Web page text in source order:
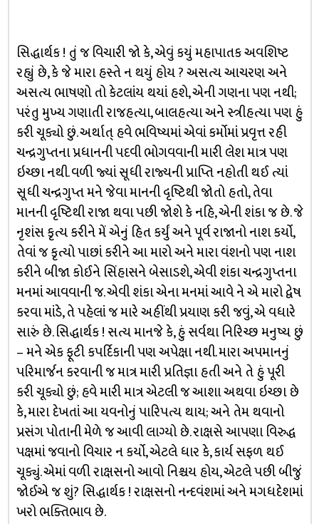
સિદ્ધાર્થક ! તું જ વિચારી જો કે, એવું કયું મહાપાતક અવશિષ્ટ
રહ્યું છે, કે જે મારા હસ્તે ન થયું હોય ? અસત્ય આચરણ અને
અસત્ય ભાષણો તો કેટલાંય થયાં હશે, એની ગણના પણ નથી;
પરંતુ મુખ્ય ગણાતી રાજહત્યા, બાલહત્યા અને સ્ત્રીહત્યા પણ હું
કરી ચૂક્યો છું. અર્થાત્ હવે ભવિષ્યમાં એવાં કર્મોમાં પ્રવૃત્ત રહી
ચન્દ્રગુપ્તના પ્રધાનની પદવી ભોગવવાની મારી લેશ માત્ર પણ
ઇચ્છા નથી. વળી જ્યાં સૂધી રાજ્યની પ્રાપ્તિ નહોતી થઈ ત્યાં
સૂધી ચન્દ્રગુપ્ત મને જેવા માનની દૃષ્ટિથી જોતો હતો, તેવા
માનની દૃષ્ટિથી રાજા થવા પછી જોશે કે નહિ, એની શંકા જ છે. જે
નૃશંસ કૃત્ય કરીને મેં એનું હિત કર્યું અને પૂર્વ રાજાનો નાશ કર્યો,
તેવાં જ કૃત્યો પાછાં કરીને આ મારો અને મારા વંશનો પણ નાશ
કરીને બીજા કોઈને સિંહાસને બેસાડશે, એવી શંકા ચન્દ્રગુપ્તના
મનમાં આવવાની જ. એવી શંકા એના મનમાં આવે ને એ મારો દ્વેષ
કરવા માંડે, તે પહેલાં જ મારે અહીંથી પ્રયાણ કરી જવું, એ વધારે
સારું છે. સિદ્ધાર્થક ! સત્ય માનજે કે, હું સર્વથા નિરિચ્છ મનુષ્ય છું
– મને એક ફૂટી કપર્દિકાની પણ અપેક્ષા નથી. મારા અપમાનનું
પરિમાર્જન કરવાની જ માત્ર મારી પ્રતિજ્ઞા હતી અને તે હું પૂરી
કરી ચૂક્યો છું; હવે મારી માત્ર એટલી જ આશા અથવા ઇચ્છા છે
કે, મારા દેખતાં આ યવનોનું પારિપત્ય થાય; અને તેમ થવાનો
પ્રસંગ પોતાની મેળે જ આવી લાગ્યો છે. રાક્ષસે આપણા વિરુદ્ધ
પક્ષમાં જવાનો વિચાર ન કર્યો, એટલે ધાર કે, કાર્ય સફળ થઈ
ચૂક્યું. એમાં વળી રાક્ષસનો આવો નિશ્ચય હોય, એટલે પછી બીજું
જોઈએ જ શું? સિદ્ધાર્થક ! રાક્ષસનો નન્દવંશમાં અને મગધદેશમાં
ખરો ભક્તિભાવ છે.